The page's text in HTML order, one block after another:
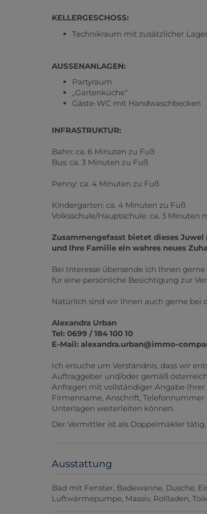
KELLERGESCHOSS:
Technikraum mit zusätzlicher
AUSSENANLAGEN:
Partyraum
„Gartenküche“
Gäste-WC mit Handwaschbecken
INFRASTRUKTUR:
Bahn: ca. 6 Minuten zu Fuß
Bus: ca. 3 Minuten zu Fuß
Penny: ca. 4 Minuten zu Fuß
Kindergarten: ca. 4 Minuten zu Fuß
Volksschule/Hauptschule: ca. 3 Minuten
Zusammengefasst bietet dieses
und Ihre Familie ein wahres neues
Bei Interesse übersende ich Ihnen
für eine persönliche Besichtigung zur
Natürlich sind wir Ihnen auch gerne bei
Alexandra Urban
Tel: 0699 / 184 100 10
E-Mail: alexandra.urban@immo-
Ich ersuche um Verständnis, dass wir
Auftraggeber und/oder gemäß
Anfragen mit vollständiger Angabe
Firmenname, Anschrift,
Unterlagen weiterleiten können.
Der Vermittler ist als Doppelmakler tätig.
Ausstattung
Bad mit Fenster Badewanne Dusche
Luftwärmepumpe Massiv Rollladen